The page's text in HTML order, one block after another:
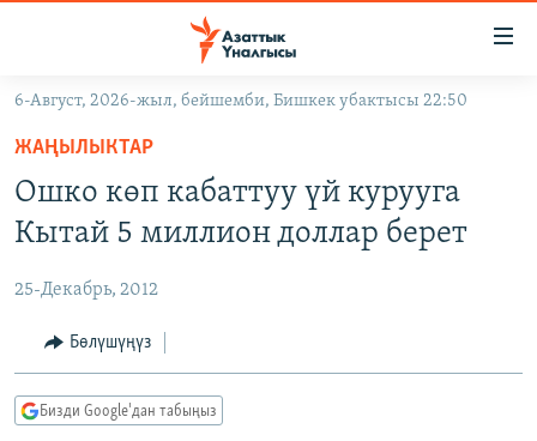
Навигацияга
өтүңүз
Издөөгө
салыңыз
ЭКОНОМИКА
МАДАНИЯТ
БОРБОР АЗИЯ
АТАЙЫН ИЛИКТӨӨ
ТВ ПРОГРАММАЛАР
ЭКСПЕРТТЕР ТАЛДАЙТ
ӨЗГӨЧӨ ПИКИР
6-Август, 2026-жыл, бейшемби, Бишкек убактысы 22:50
ЖАҢЫЛЫКТАР
Ошко көп кабаттуу үй курууга
Кытай 5 миллион доллар берет
25-Декабрь, 2012
Бөлүшүңүз
Бизди Google'дан табыңыз